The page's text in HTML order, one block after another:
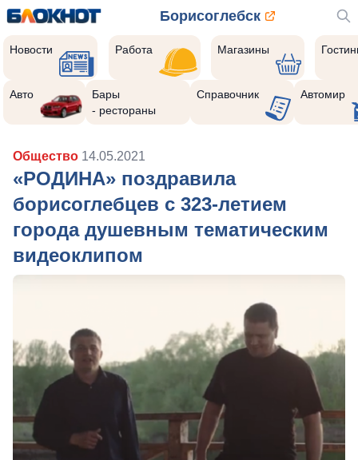
Борисоглебск
Новости Работа Магазины
Авто
Бары
- рестораны
Справочник Автомир
Общество 14.05.2021
«РОДИНА» поздравила
борисоглебцев с 323-летием
города душевным тематическим
видеоклипом